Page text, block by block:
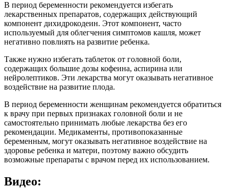
В период беременности рекомендуется избегать
лекарственных препаратов, содержащих действующий
компонент дихидрокодеин. Этот компонент, часто
используемый для облегчения симптомов кашля, может
негативно повлиять на развитие ребенка.
Также нужно избегать таблеток от головной боли,
содержащих большие дозы кофеина, аспирина или
нейролептиков. Эти лекарства могут оказывать негативное
воздействие на развитие плода.
В период беременности женщинам рекомендуется обратиться
к врачу при первых признаках головной боли и не
самостоятельно принимать любые лекарства без его
рекомендации. Медикаменты, противопоказанные
беременным, могут оказывать негативное воздействие на
здоровье ребенка и матери, поэтому важно обсудить
возможные препараты с врачом перед их использованием.
Видео: